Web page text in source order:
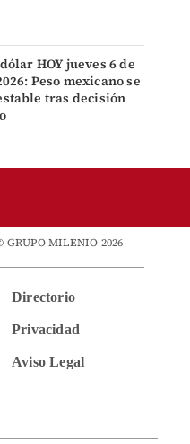
HOY jueves 6 de
Peso mexicano se
tras decisión
GRUPO MILENIO 2026
Directorio
Privacidad
Aviso Legal